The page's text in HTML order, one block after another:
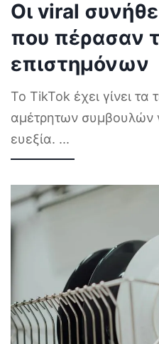
Οι viral
που πέρασαν
επιστημόνων
Το TikTok έχει γίνει τα
αμέτρητων συμβουλών
ευεξία. ...